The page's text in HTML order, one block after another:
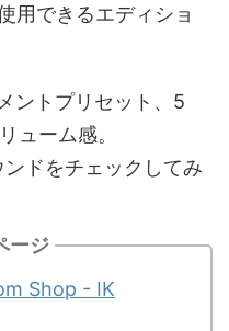
用できるエディショ
ントプリセット、5
ューム感。
ドをチェックしてみ
ージ
Shop - IK